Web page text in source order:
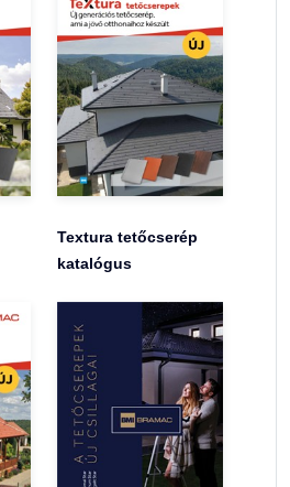
Textura tetőcserép
katalógus